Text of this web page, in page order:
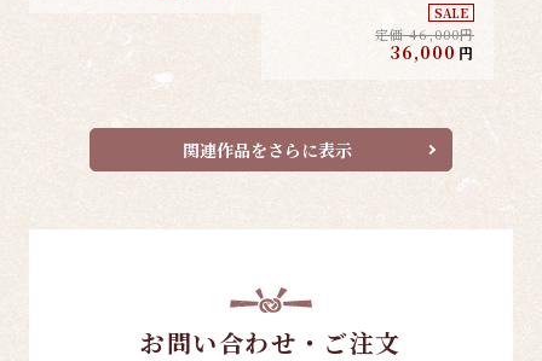
SALE
定価 46,000円
36,000 円
関連作品をさらに表示
お問い合わせ・ご注文